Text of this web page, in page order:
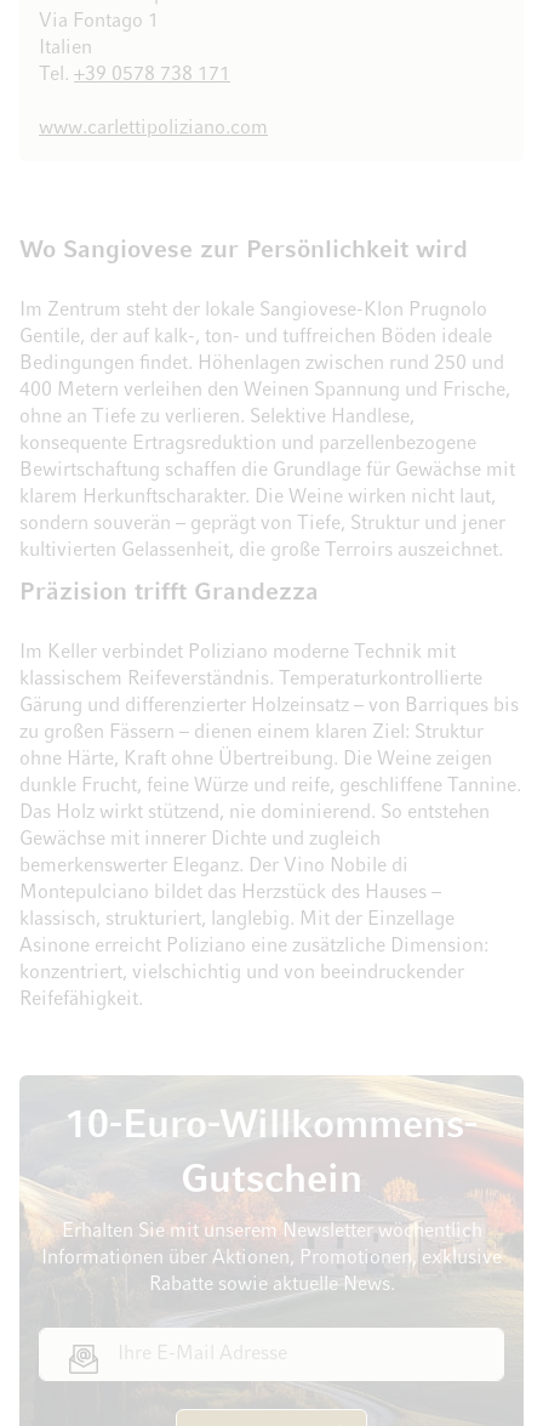
Via Fontago 1
Italien
Tel. +39 0578 738 171
www.carlettipoliziano.com
Wo Sangiovese zur Persönlichkeit wird
Im Zentrum steht der lokale Sangiovese-Klon Prugnolo
Gentile, der auf kalk-, ton- und tuffreichen Böden ideale
Bedingungen findet. Höhenlagen zwischen rund 250 und
400 Metern verleihen den Weinen Spannung und Frische,
ohne an Tiefe zu verlieren. Selektive Handlese,
konsequente Ertragsreduktion und parzellenbezogene
Bewirtschaftung schaffen die Grundlage für Gewächse mit
klarem Herkunftscharakter. Die Weine wirken nicht laut,
sondern souverän – geprägt von Tiefe, Struktur und jener
kultivierten Gelassenheit, die große Terroirs auszeichnet.
Präzision trifft Grandezza
Im Keller verbindet Poliziano moderne Technik mit
klassischem Reifeverständnis. Temperaturkontrollierte
Gärung und differenzierter Holzeinsatz – von Barriques bis
zu großen Fässern – dienen einem klaren Ziel: Struktur
ohne Härte, Kraft ohne Übertreibung. Die Weine zeigen
dunkle Frucht, feine Würze und reife, geschliffene Tannine.
Das Holz wirkt stützend, nie dominierend. So entstehen
Gewächse mit innerer Dichte und zugleich
bemerkenswerter Eleganz. Der Vino Nobile di
Montepulciano bildet das Herzstück des Hauses –
klassisch, strukturiert, langlebig. Mit der Einzellage
Asinone erreicht Poliziano eine zusätzliche Dimension:
konzentriert, vielschichtig und von beeindruckender
Reifefähigkeit.
10-Euro-Willkommens-
Gutschein
Erhalten Sie mit unserem Newsletter wöchentlich
Informationen über Aktionen, Promotionen, exklusive
Rabatte sowie aktuelle News.